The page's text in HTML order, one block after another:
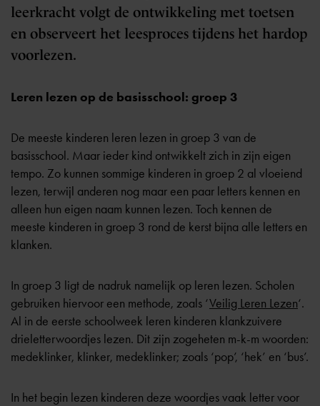
leerkracht volgt de ontwikkeling met toetsen
en observeert het leesproces tijdens het hardop
voorlezen.
Leren lezen op de basisschool: groep 3
De meeste kinderen leren lezen in groep 3 van de
basisschool. Maar ieder kind ontwikkelt zich in zijn eigen
tempo. Zo kunnen sommige kinderen in groep 2 al vloeiend
lezen, terwijl anderen nog maar een paar letters kennen en
alleen hun eigen naam kunnen lezen. Toch kennen de
meeste kinderen in groep 3 rond de kerst bijna alle letters en
klanken.
In groep 3 ligt de nadruk namelijk op leren lezen. Scholen
gebruiken hiervoor een methode, zoals ‘Veilig Leren Lezen‘.
Al in de eerste schoolweek leren kinderen klankzuivere
drieletterwoordjes lezen. Dit zijn zogeheten m-k-m woorden:
medeklinker, klinker, medeklinker; zoals ‘pop’, ‘hek’ en ‘bus’.
In het begin lezen kinderen deze woordjes vaak letter voor